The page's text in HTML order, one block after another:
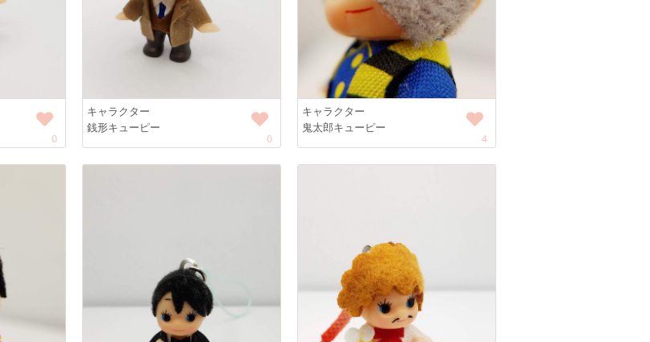
0
キャラクター
銭形キューピー
0
キャラクター
鬼太郎キューピー
4